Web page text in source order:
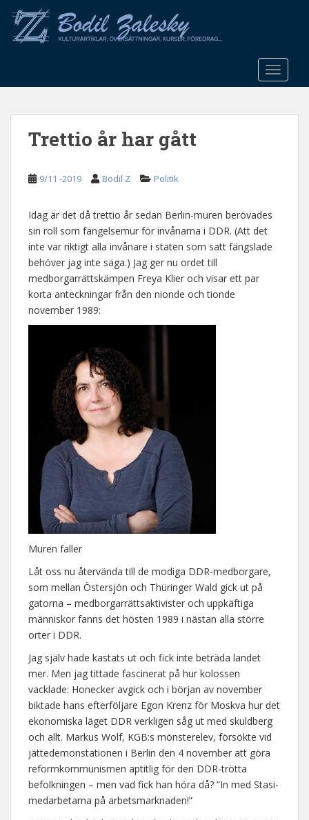
o
Trettio år har gått
9/11 -2019 Bodil Z Politik
Idag är det då trettio år sedan Berlin-muren berövades
sin roll som fängelsemur för invånarna i DDR. (Att det
inte var riktigt alla invånare i staten som satt fängslade
behöver jag inte säga.) Jag ger nu ordet till
medborgarrättskämpen Freya Klier och visar ett par
korta anteckningar från den nionde och tionde
november 1989:
Muren faller
Låt oss nu återvända till de modiga DDR-medborgare,
som mellan Östersjön och Thüringer Wald gick ut på
gatorna – medborgarrättsaktivister och uppkäftiga
människor fanns det hösten 1989 i nästan alla större
orter i DDR.
Jag själv hade kastats ut och fick inte beträda landet
mer. Men jag tittade fascinerat på hur kolossen
vacklade: Honecker avgick och i början av november
biktade hans efterföljare Egon Krenz för Moskva hur det
ekonomiska läget DDR verkligen såg ut med skuldberg
och allt. Markus Wolf, KGB:s mönsterelev, försökte vid
jättedemonstationen i Berlin den 4 november att göra
reformkommunismen aptitlig för den DDR-trötta
befolkningen – men vad fick han höra då? ”In med Stasi-
medarbetarna på arbetsmarknaden!”